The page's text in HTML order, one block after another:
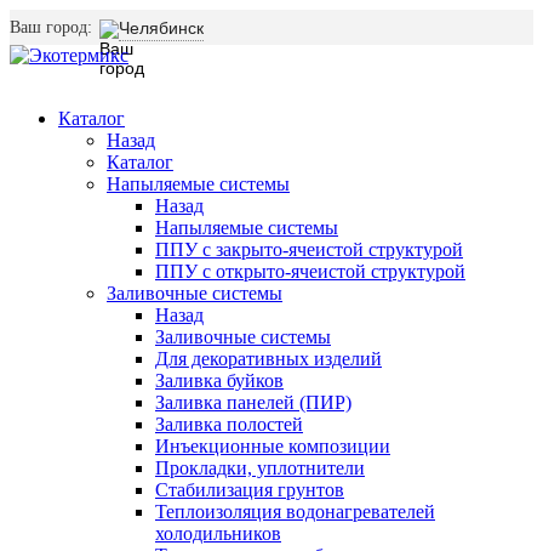
Ваш город: Челябинск
Каталог
Назад
Каталог
Напыляемые системы
Назад
Напыляемые системы
ППУ с закрыто-ячеистой структурой
ППУ с открыто-ячеистой структурой
Заливочные системы
Назад
Заливочные системы
Для декоративных изделий
Заливка буйков
Заливка панелей (ПИР)
Заливка полостей
Инъекционные композиции
Прокладки, уплотнители
Стабилизация грунтов
Теплоизоляция водонагревателей
холодильников